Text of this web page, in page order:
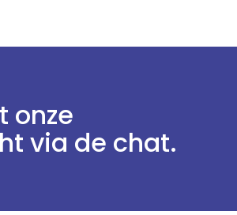
onze
via de chat.